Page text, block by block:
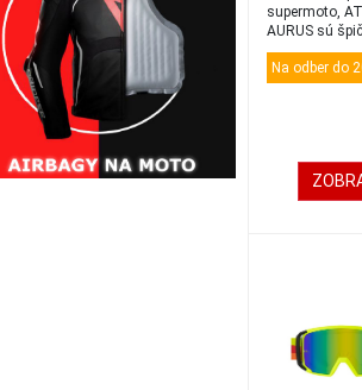
supermoto,
AURUS sú
okuliare, kt...
Na odber do